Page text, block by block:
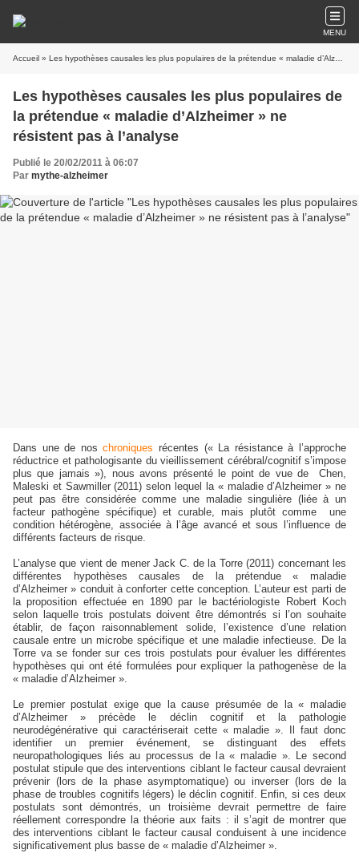
MENU
Accueil » Les hypothèses causales les plus populaires de la prétendue « maladie d’Alzheimer » ne résistent pas à l’analyse
Les hypothèses causales les plus populaires de
la prétendue « maladie d’Alzheimer » ne
résistent pas à l’analyse
Publié le 20/02/2011 à 06:07
Par mythe-alzheimer
Dans une de noschroniques récentes (« La résistance à l’approche
réductrice et pathologisante du vieillissement cérébral/cognitif s’impose
plus que jamais »), nous avons présenté le point de vue de
Chen,
Maleski et Sawmiller (2011) selon lequel
la « maladie d’Alzheimer » ne
peut pas être considérée comme une maladie singulière (liée à un
facteur pathogène spécifique) et curable, mais plutôt comme
une
condition hétérogène, associée à l’âge avancé et sous l’influence de
différents facteurs de risque.
L’analyse que vient de mener Jack C. de la Torre (2011) concernant les
différentes hypothèses causales de la prétendue « maladie
d’Alzheimer » conduit à conforter cette conception. L’auteur est parti de
la proposition effectuée en 1890 par le bactériologiste Robert Koch
selon laquelle trois postulats doivent être démontrés si l’on souhaite
établir, de façon raisonnablement solide, l’existence d’une relation
causale entre un microbe spécifique et une maladie infectieuse. De la
Torre va se fonder sur ces trois postulats pour évaluer les différentes
hypothèses qui ont été formulées pour expliquer la pathogenèse de la
« maladie d’Alzheimer ».
Le premier postulat exige que la cause présumée de la « maladie
d’Alzheimer » précède le déclin cognitif et la pathologie
neurodégénérative qui caractériserait cette « maladie ». Il faut donc
identifier un premier événement, se distinguant des effets
neuropathologiques liés au processus de la « maladie ». Le second
postulat stipule que des interventions ciblant le facteur causal devraient
prévenir (lors de la phase asymptomatique) ou inverser (lors de la
phase de troubles cognitifs légers) le déclin cognitif. Enfin, si ces deux
postulats sont démontrés, un troisième devrait permettre de faire
réellement correspondre la théorie aux faits : il s’agit de montrer que
des interventions ciblant le facteur causal conduisent à une incidence
significativement plus basse de « maladie d’Alzheimer ».